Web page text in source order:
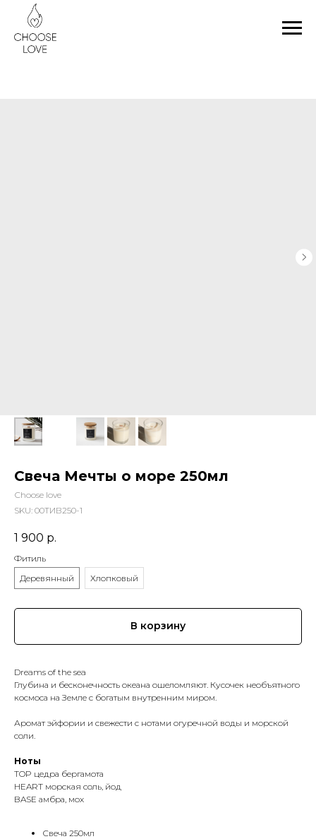
Свеча Мечты о море 250мл
Сhoose love
SKU: 00ТИВ250-1
1 900 р.
Фитиль
Деревянный
Хлопковый
В корзину
Dreams of the sea
Глубина и бесконечность океана ошеломляют. Кусочек необъятного
космоса на Земле с богатым внутренним миром.
Аромат эйфории и свежести с нотами огуречной воды и морской
соли.
Ноты
TOP цедра бергамота
HEART морская соль, йод
BASE амбра, мох
Свеча 250мл